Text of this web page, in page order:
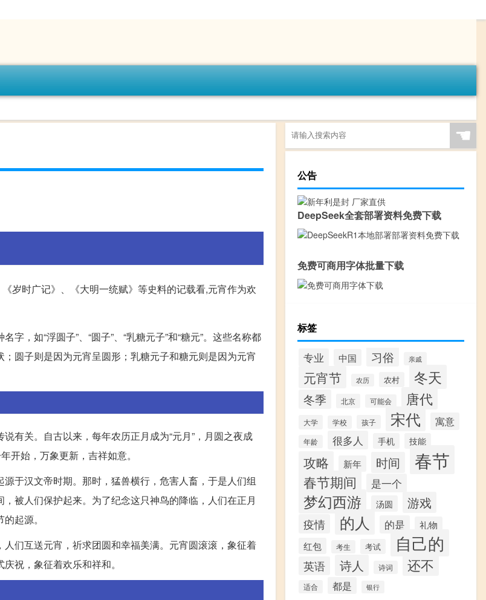
《岁时广记》、《大明一统赋》等史料的记载看,元宵作为欢
，如“浮圆子”、“圆子”、“乳糖元子”和“糖元”。这些名称都
圆子则是因为元宵呈圆形；乳糖元子和糖元则是因为元宵
有关。自古以来，每年农历正月成为“元月”，月圆之夜成
开始，万象更新，吉祥如意。
于汉文帝时期。那时，猛兽横行，危害人畜，于是人们组
被人们保护起来。为了纪念这只神鸟的降临，人们在正月
起源。
们互送元宵，祈求团圆和幸福美满。元宵圆滚滚，象征着
祝，象征着欢乐和祥和。
☚
公告
DeepSeek全套部署资料免费下载
免费可商用字体批量下载
标签
专业 中国 习俗 亲戚
元宵节 农历 农村 冬天
冬季 北京 可能会 唐代
大学 学校 孩子 宋代 寓意
年龄 很多人 手机 技能
攻略 新年 时间 春节
春节期间 是一个
梦幻西游 汤圆 游戏
疫情 的人 的是
礼物
红包
考生 考试 自己的
英语 诗人 诗词 还不
适合 都是 银行